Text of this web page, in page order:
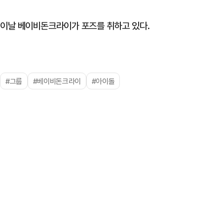
이날 베이비돈크라이가 포즈를 취하고 있다.
#그룹 #베이비돈크라이 #아이돌